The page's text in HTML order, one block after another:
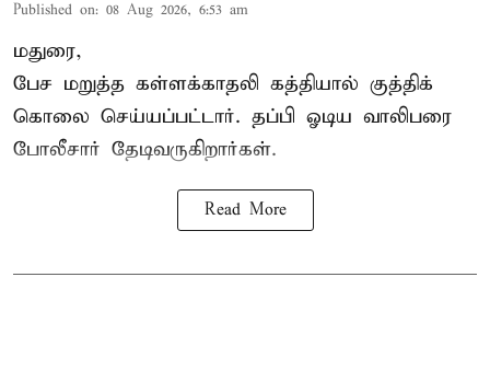
Published on: 08 Aug 2026, 6:53 am
மதுரை,
பேச மறுத்த கள்ளக்காதலி கத்தியால் குத்திக்
கொலை செய்யப்பட்டார். தப்பி ஓடிய வாலிபரை
போலீசார் தேடிவருகிறார்கள்.
Read More